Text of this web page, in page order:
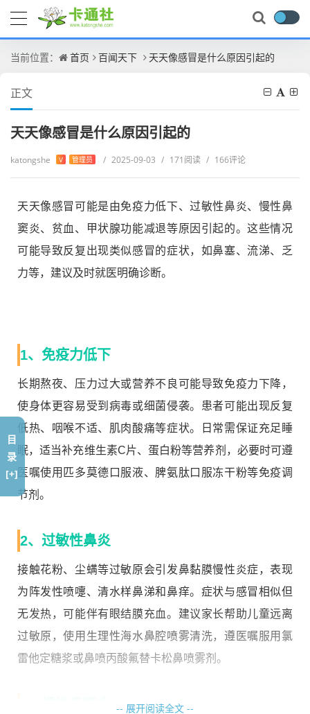
当前位置： 首页 百闻天下 天天像感冒是什么原因引起的
正文
天天像感冒是什么原因引起的
katongshe V 管理员 / 2025-09-03 / 171阅读 / 166评论
天天像感冒可能是由免疫力低下、过敏性鼻炎、慢性鼻
窦炎、贫血、甲状腺功能减退等原因引起的。这些情况
可能导致反复出现类似感冒的症状，如鼻塞、流涕、乏
力等，建议及时就医明确诊断。
1、免疫力低下
长期熬夜、压力过大或营养不良可能导致免疫力下降，
使身体更容易受到病毒或细菌侵袭。患者可能出现反复
低热、咽喉不适、肌肉酸痛等症状。日常需保证充足睡
眠，适当补充维生素C片、蛋白粉等营养剂，必要时可遵
医嘱使用匹多莫德口服液、脾氨肽口服冻干粉等免疫调
节剂。
2、过敏性鼻炎
接触花粉、尘螨等过敏原会引发鼻黏膜慢性炎症，表现
为阵发性喷嚏、清水样鼻涕和鼻痒。症状与感冒相似但
无发热，可能伴有眼结膜充血。建议家长帮助儿童远离
过敏原，使用生理性海水鼻腔喷雾清洗，遵医嘱服用氯
雷他定糖浆或鼻喷丙酸氟替卡松鼻喷雾剂。
-- 展开阅读全文 --
目
录
[+]